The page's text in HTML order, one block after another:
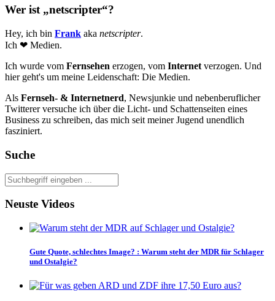
Wer ist „netscripter“?
Hey, ich bin Frank aka netscripter.
Ich ❤ Medien.
Ich wurde vom Fernsehen erzogen, vom Internet verzogen. Und
hier geht's um meine Leidenschaft: Die Medien.
Als Fernseh- & Internetnerd, Newsjunkie und nebenberuflicher
Twitterer versuche ich über die Licht- und Schattenseiten eines
Business zu schreiben, das mich seit meiner Jugend unendlich
fasziniert.
Suche
Neuste Videos
Gute Quote, schlechtes Image? : Warum steht der MDR für Schlager
und Ostalgie?